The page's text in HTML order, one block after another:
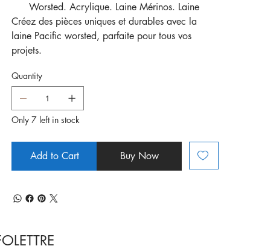
Worsted. Acrylique. Laine Mérinos. Laine
Créez des pièces uniques et durables avec la
laine Pacific worsted, parfaite pour tous vos
projets.
Quantity
Only 7 left in stock
Add to Cart Buy Now